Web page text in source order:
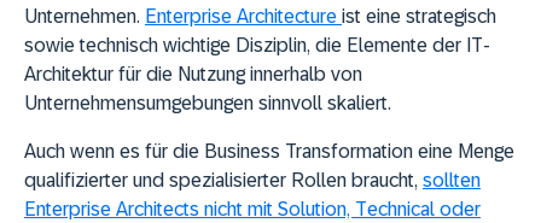
Unternehmen. Enterprise Architecture ist eine strategisch
sowie technisch wichtige Disziplin, die Elemente der IT-
Architektur für die Nutzung innerhalb von
Unternehmensumgebungen sinnvoll skaliert.
Auch wenn es für die Business Transformation eine Menge
qualifizierter und spezialisierter Rollen braucht, sollten
Enterprise Architects nicht mit Solution, Technical oder